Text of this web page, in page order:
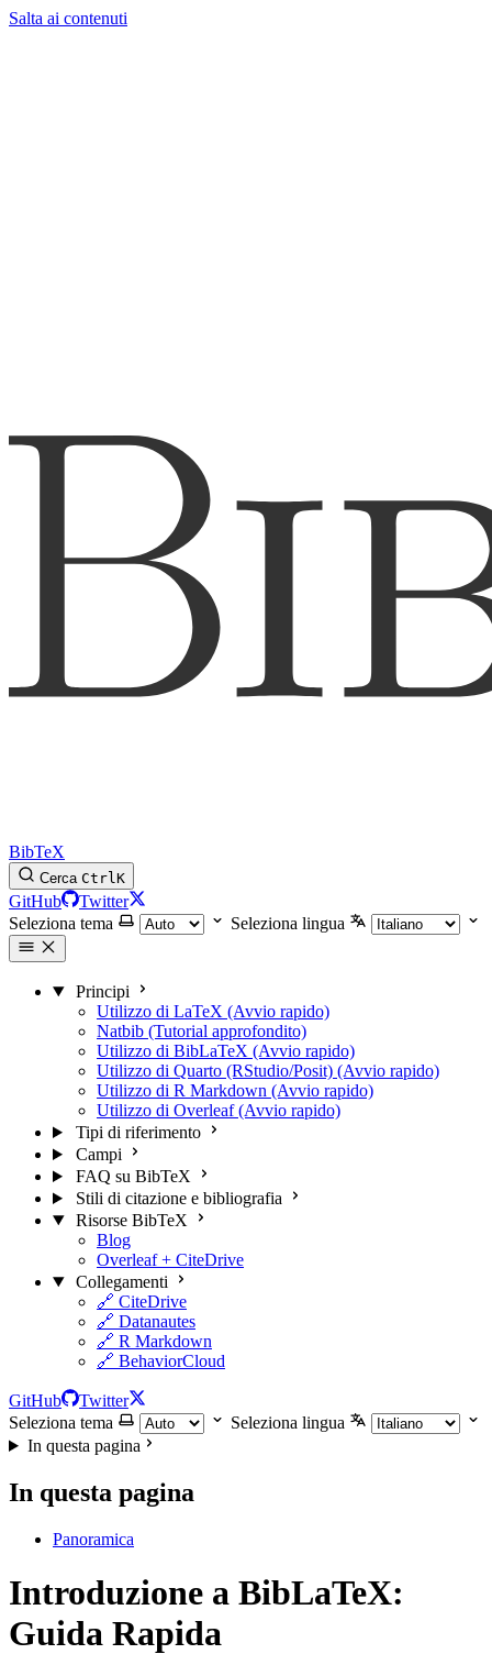
Salta ai contenuti
BibTeX
Cerca CtrlK
GitHub
Twitter
Seleziona tema
Seleziona lingua
Principi
Utilizzo di LaTeX (Avvio rapido)
Natbib (Tutorial approfondito)
Utilizzo di BibLaTeX (Avvio rapido)
Utilizzo di Quarto (RStudio/Posit) (Avvio rapido)
Utilizzo di R Markdown (Avvio rapido)
Utilizzo di Overleaf (Avvio rapido)
Tipi di riferimento
Campi
FAQ su BibTeX
Stili di citazione e bibliografia
Risorse BibTeX
Blog
Overleaf + CiteDrive
Collegamenti
🔗 CiteDrive
🔗 Datanautes
🔗 R Markdown
🔗 BehaviorCloud
GitHub
Twitter
Seleziona tema
Seleziona lingua
In questa pagina
In questa pagina
Panoramica
Introduzione a BibLaTeX:
Guida Rapida